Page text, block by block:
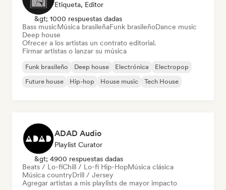
Etiqueta, Editor
&gt; 1000 respuestas dadas
Bass musicMúsica brasileñaFunk brasileñoDance music
Deep house
Ofrecer a los artistas un contrato editorial.
Firmar artistas o lanzar su música
Funk brasileño Deep house Electrónica
Electropop
Future house
Hip-hop House music Tech House
ADAD Audio
Playlist Curator
&gt; 4900 respuestas dadas
Beats / Lo-fiChill / Lo-fi Hip-HopMúsica clásica
Música countryDrill / Jersey
Agregar artistas a mis playlists de mayor impacto